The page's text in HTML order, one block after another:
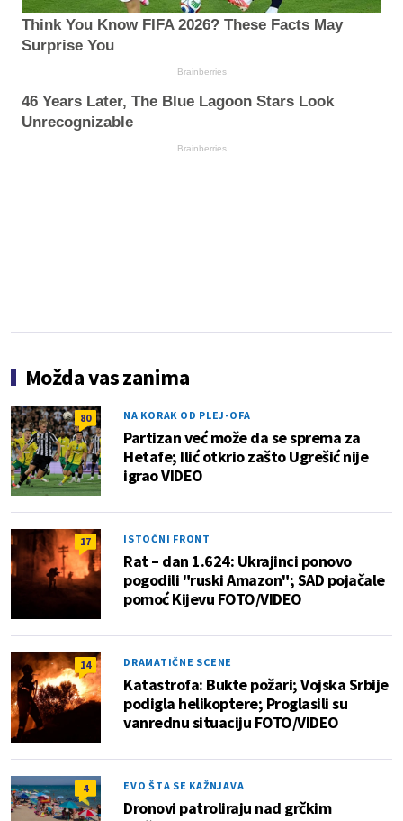
Think You Know FIFA 2026? These Facts May
Surprise You
Brainberries
46 Years Later, The Blue Lagoon Stars Look
Unrecognizable
Brainberries
Možda vas zanima
80 NA KORAK OD PLEJ-OFA
Partizan već može da se sprema za
Hetafe; Ilić otkrio zašto Ugrešić nije
igrao VIDEO
17 ISTOČNI FRONT
Rat – dan 1.624: Ukrajinci ponovo
pogodili "ruski Amazon"; SAD pojačale
pomoć Kijevu FOTO/VIDEO
14 DRAMATIČNE SCENE
Katastrofa: Bukte požari; Vojska Srbije
podigla helikoptere; Proglasili su
vanrednu situaciju FOTO/VIDEO
4 EVO ŠTA SE KAŽNJAVA
Dronovi patroliraju nad grčkim